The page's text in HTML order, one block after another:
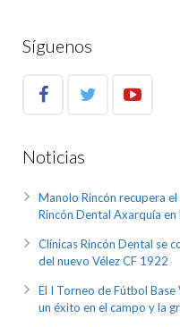
Síguenos
Noticias
Manolo Rincón recupera
Rincón Dental Axarquía en
Clínicas Rincón Dental se
del nuevo Vélez CF 1922
El I Torneo de Fútbol
un éxito en el campo y la